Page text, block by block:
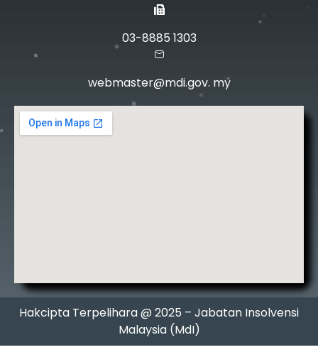
03-8885 1303
webmaster@mdi.gov. my
Hakcipta Terpelihara @ 2025 – Jabatan Insolvensi
Malaysia (MdI)